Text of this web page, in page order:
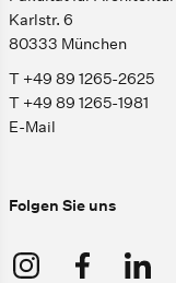
Karlstr. 6
80333 München
T +49 89 1265-2625
T +49 89 1265-1981
E-Mail
Folgen Sie uns